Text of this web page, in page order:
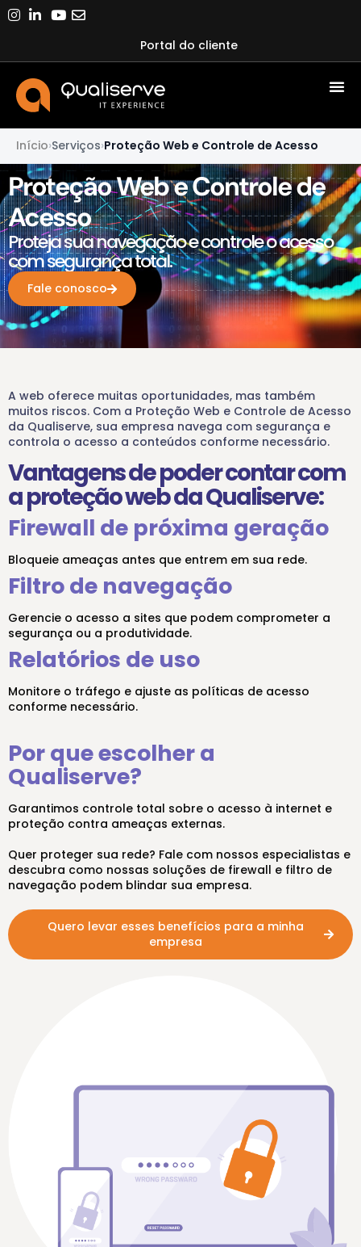
Portal do cliente
Início›Serviços›Proteção Web e Controle de Acesso
Proteção Web e Controle de
Acesso
Proteja sua navegação e controle o acesso
com segurança total.
Fale conosco
A web oferece muitas oportunidades, mas também
muitos riscos. Com a Proteção Web e Controle de Acesso
da Qualiserve, sua empresa navega com segurança e
controla o acesso a conteúdos conforme necessário.
Vantagens de poder contar com
a proteção web da Qualiserve:
Firewall de próxima geração
Bloqueie ameaças antes que entrem em sua rede.
Filtro de navegação
Gerencie o acesso a sites que podem comprometer a
segurança ou a produtividade.
Relatórios de uso
Monitore o tráfego e ajuste as políticas de acesso
conforme necessário.
Por que escolher a
Qualiserve?
Garantimos controle total sobre o acesso à internet e
proteção contra ameaças externas.
Quer proteger sua rede? Fale com nossos especialistas e
descubra como nossas soluções de firewall e filtro de
navegação podem blindar sua empresa.
Quero levar esses benefícios para a minha
empresa